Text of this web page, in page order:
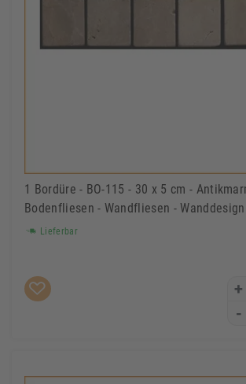
1 Bordüre - BO-115 - 30 x 5 cm -
Bodenfliesen - Wandfliesen - Wanddesign
Lieferbar
+
-